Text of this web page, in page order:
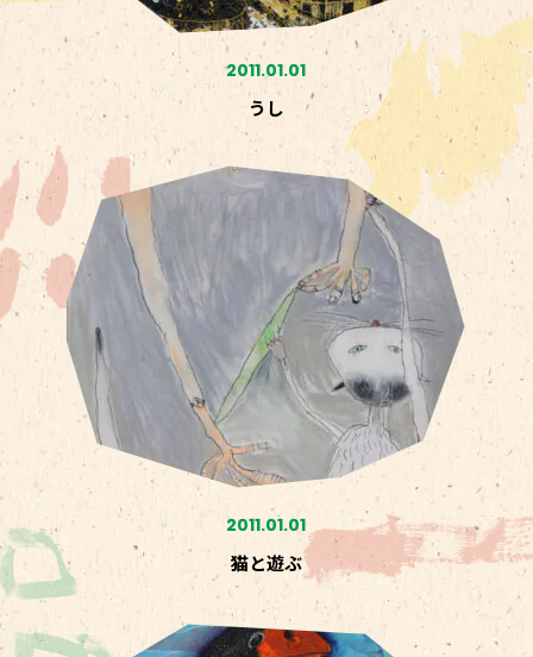
2011.01.01
うし
2011.01.01
猫と遊ぶ